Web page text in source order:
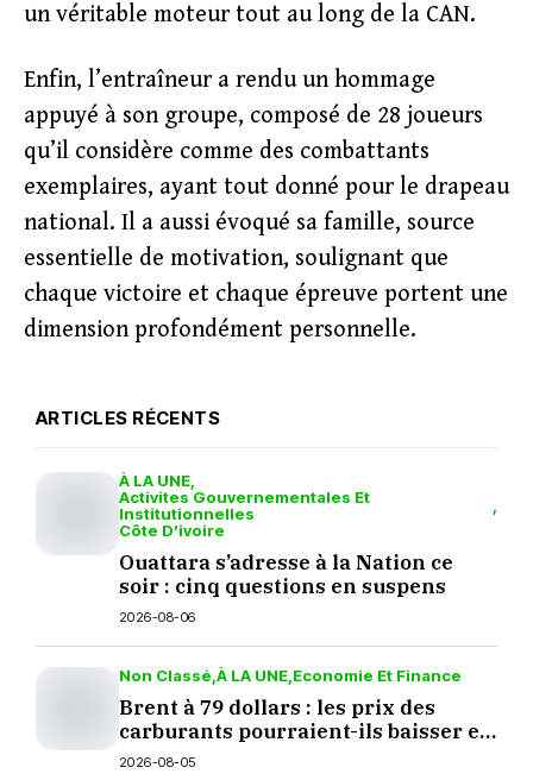
un véritable moteur tout au long de la CAN.
Enfin, l’entraîneur a rendu un hommage
appuyé à son groupe, composé de 28 joueurs
qu’il considère comme des combattants
exemplaires, ayant tout donné pour le drapeau
national. Il a aussi évoqué sa famille, source
essentielle de motivation, soulignant que
chaque victoire et chaque épreuve portent une
dimension profondément personnelle.
ARTICLES RÉCENTS
À LA UNE
Activites Gouvernementales Et
Institutionnelles
Côte D’ivoire
Ouattara s’adresse à la Nation ce
soir : cinq questions en suspens
2026-08-06
Non Classé À LA UNE Economie Et Finance
Brent à 79 dollars : les prix des
carburants pourraient-ils baisser en
septembre ?
2026-08-05